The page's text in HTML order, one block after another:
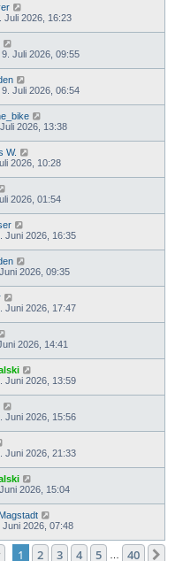
Juli 2026, 16:23
Juli 2026, 09:55
Juli 2026, 06:54
2026, 13:38
W.
2026, 10:28
2026, 01:54
Juni 2026, 16:35
2026, 09:35
Juni 2026, 17:47
2026, 14:41
Juni 2026, 13:59
Juni 2026, 15:56
Juni 2026, 21:33
2026, 15:04
Juni 2026, 07:48
Seite von40
1 2 3 4 5 40